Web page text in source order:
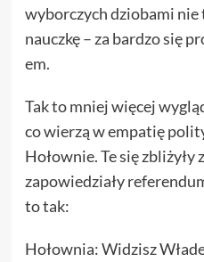
wyborczych dziobami nie
nauczkę – za bardzo się
em.
Tak to mniej więcej
co wierzą w empatię
Hołownie. Te się zbliżyły
zapowiedziały
to tak:
Hołownia: Widzisz